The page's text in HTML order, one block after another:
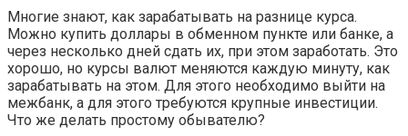
Многие знают, как зарабатывать на разнице курса.
Можно купить доллары в обменном пункте или банке, а
через несколько дней сдать их, при этом заработать. Это
хорошо, но курсы валют меняются каждую минуту, как
зарабатывать на этом. Для этого необходимо выйти на
межбанк, а для этого требуются крупные инвестиции.
Что же делать простому обывателю?